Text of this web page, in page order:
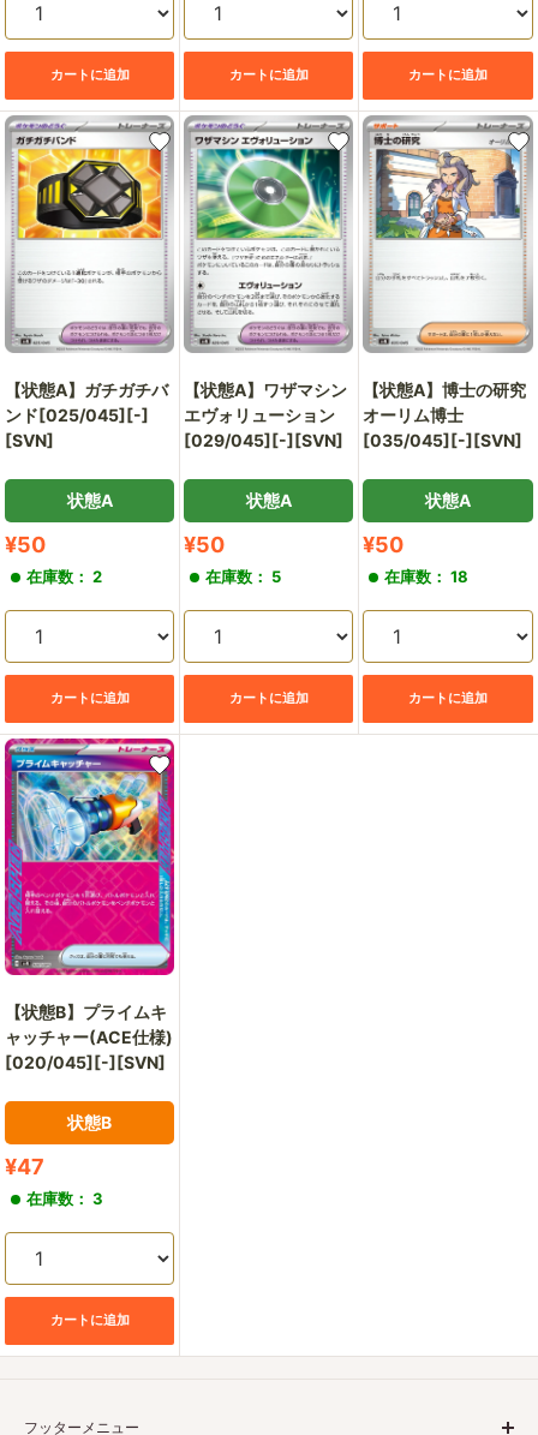
カートに追加 カートに追加 カートに追加
【状態A】ガチガチバ
ンド[025/045][-]
[SVN]
状態A
販
価
格
¥50
在庫数： 2
カートに追加
【状態A】ワザマシン
エヴォリューション
[029/045][-][SVN]
状態A
販
価
格
¥50
在庫数： 5
カートに追加
【状態A】博士の研究
オーリム博士
[035/045][-][SVN]
状態A
販
価
格
¥50
在庫数： 18
カートに追加
【状態B】プライムキ
ャッチャー(ACE仕様)
[020/045][-][SVN]
状態B
販
価
格
¥47
在庫数： 3
カートに追加
フッターメニュー